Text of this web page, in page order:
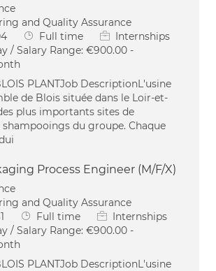
and Quality Assurance
Job Type
Full time
Internships
/ Salary Range: €900.00 -
PLANTJob DescriptionL'usine
de Blois située dans le Loir-et-
plus importants sites de
du groupe. Chaque
Process Engineer (M/F/X)
and Quality Assurance
Job Type
Full time
Internships
/ Salary Range: €900.00 -
PLANTJob DescriptionL'usine